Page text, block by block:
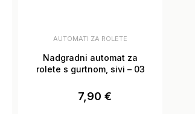
AUTOMATI ZA ROLETE
Nadgradni automat za
rolete s gurtnom, sivi – 03
7,90€